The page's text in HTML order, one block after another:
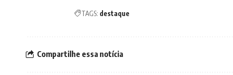
TAGS: destaque
Compartilhe essa notícia